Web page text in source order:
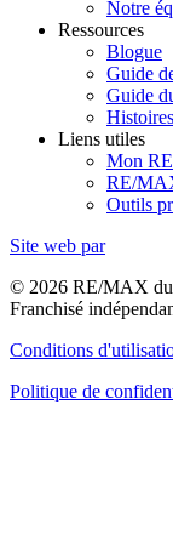
Notre
Ressources
Blogue
Guide
Guide
Liens utiles
Mon
RE/
Outils
Site web par
© 2026 RE/MAX du
Franchisé
Conditions
Politique de